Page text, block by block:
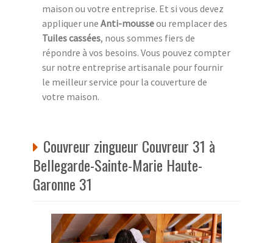
maison ou votre entreprise. Et si vous devez
appliquer une Anti-mousseou remplacer des
Tuiles cassées, nous sommes fiers de
répondre à vos besoins. Vous pouvez compter
sur notre entreprise artisanale pour fournir
le meilleur service pour la couverture de
votre maison.
Couvreur zingueur Couvreur 31 à
Bellegarde-Sainte-Marie Haute-
Garonne 31